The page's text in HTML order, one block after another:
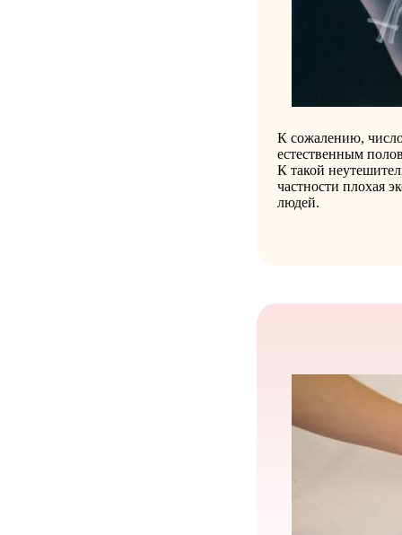
К сожалению, число
естественным
К такой
частности плохая
людей.